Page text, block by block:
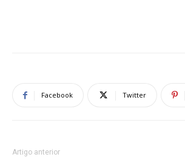
Facebook Twitter
Artigo anterior